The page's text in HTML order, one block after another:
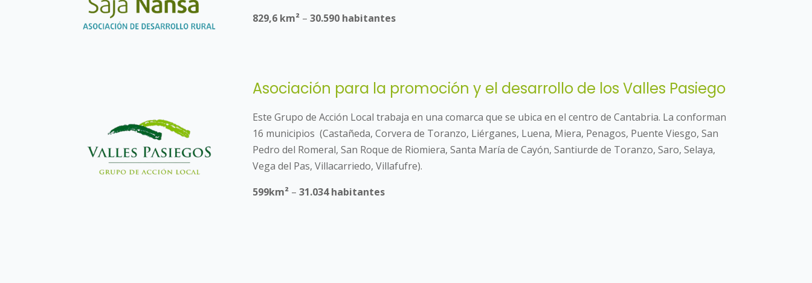
829,6 km² – 30.590 habitantes
Asociación para la promoción y el desarrollo de los Valles Pasiego
Este Grupo de Acción Local trabaja en una comarca que se ubica en el centro de Cantabria. La conforman
16 municipios (Castañeda, Corvera de Toranzo, Liérganes, Luena, Miera, Penagos, Puente Viesgo, San
Pedro del Romeral, San Roque de Riomiera, Santa María de Cayón, Santiurde de Toranzo, Saro, Selaya,
Vega del Pas, Villacarriedo, Villafufre).
599km²– 31.034 habitantes